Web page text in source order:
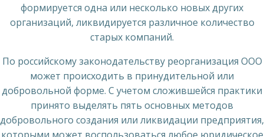
формируется одна или несколько новых других
организаций, ликвидируется различное количество
старых компаний.
По российскому законодательству реорганизация ООО
может происходить в принудительной или
добровольной форме. С учетом сложившейся практики
принято выделять пять основных методов
добровольного создания или ликвидации предприятия,